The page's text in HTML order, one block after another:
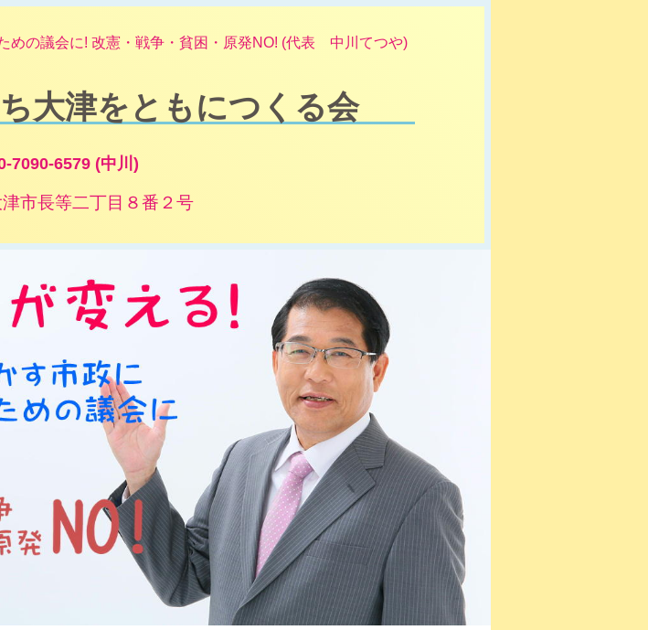
大津をともにつくる会
めの議会に! 改憲・戦争・貧困・原発NO! (代表 中川てつや)
6579 (中川)
市長等二丁目８番２号